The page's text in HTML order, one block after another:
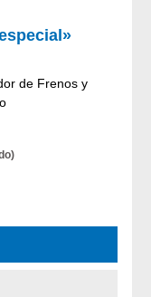
de Frenos y